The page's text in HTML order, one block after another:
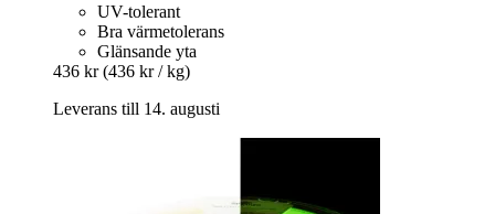
UV-tolerant
Bra värmetolerans
Glänsande yta
436 kr (436 kr / kg)
Leverans till 14. augusti